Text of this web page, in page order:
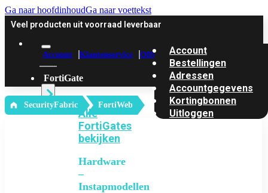
Ga naar hoofdinhoudGa naar voettekst
Veel producten uit voorraad leverbaar
Account Klantenservice Offerte
FortiGate
Alle
FortiGates
bekijken
Hardware
–
Instapmodellen
Account
Bestellingen
Adressen
Accountgegevens
Kortingbonnen
Uitloggen
‎ SecurityFabric FortiWeb